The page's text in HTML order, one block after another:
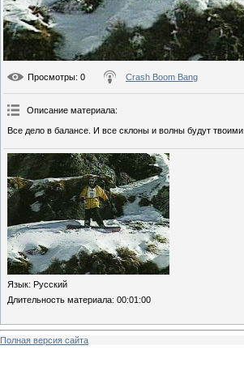
Просмотры: 0 Crash Boom Bang
Описание материала:
Все дело в балансе. И все склоны и волны будут твоими.
Язык: Русский
Длительность материала: 00:01:00
Полная версия сайта